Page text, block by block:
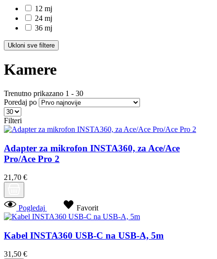
12 mj
24 mj
36 mj
Ukloni sve filtere
Kamere
Trenutno prikazano 1 - 30
Poredaj po
Filteri
Adapter za mikrofon INSTA360, za Ace/Ace
Pro/Ace Pro 2
21,70 €
Pogledaj Favorit
Kabel INSTA360 USB-C na USB-A, 5m
31,50 €